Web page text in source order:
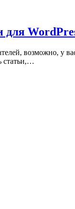
для
возможно, у
статьи,…